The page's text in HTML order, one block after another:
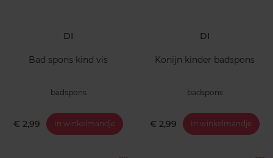
DI
Bad spons kind vis
badspons
€ 2,99 In winkelmandje
DI
Konijn kinder badspons
badspons
€ 2,99 In winkelmandje